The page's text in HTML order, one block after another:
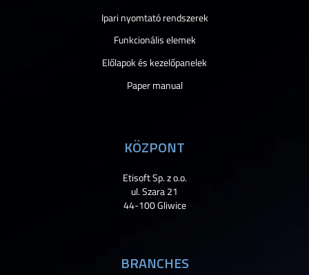
Ipari nyomtató rendszerek
Funkcionális elemek
Előlapok és kezelőpanelek
Paper manual
KÖZPONT
Etisoft Sp. z o.o.
ul. Szara 21
44-100 Gliwice
BRANCHES